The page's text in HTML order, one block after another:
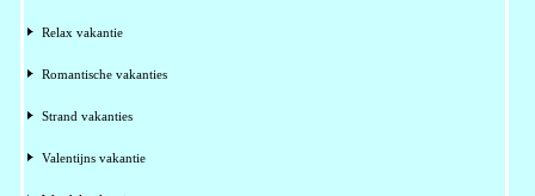
Relax vakantie
Romantische vakanties
Strand vakanties
Valentijns vakantie